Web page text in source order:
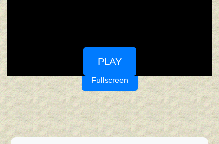
PLAY
Fullscreen